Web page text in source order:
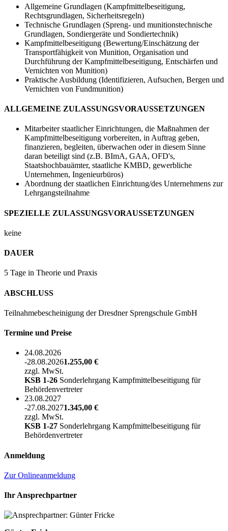
Allgemeine Grundlagen (Kampfmittelbeseitigung,
Rechtsgrundlagen, Sicherheitsregeln)
Technische Grundlagen (Spreng- und munitionstechnische
Grundlagen, Sondiergeräte und Sondiertechnik)
Kampfmittelbeseitigung (Bewertung/Einschätzung der
Transportfähigkeit von Munition, Organisation und
Durchführung der Kampfmittelbeseitigung, Entschärfen und
Vernichten von Munition)
Praktische Ausbildung (Identifizieren, Aufsuchen, Bergen und
Vernichten von Fundmunition)
ALLGEMEINE ZULASSUNGSVORAUSSETZUNGEN
Mitarbeiter staatlicher Einrichtungen, die Maßnahmen der
Kampfmittelbeseitigung vorbereiten, in Auftrag geben,
finanzieren, begleiten, überwachen oder in diesem Sinne
daran beteiligt sind (z.B. BImA, GAA, OFD's,
Staatshochbauämter, staatliche KMBD, gewerbliche
Unternehmen, Ingenieurbüros)
Abordnung der staatlichen Einrichtung/des Unternehmens zur
Lehrgangsteilnahme
SPEZIELLE ZULASSUNGSVORAUSSETZUNGEN
keine
DAUER
5 Tage in Theorie und Praxis
ABSCHLUSS
Teilnahmebescheinigung der Dresdner Sprengschule GmbH
Termine und Preise
24.08.2026
-28.08.20261.255,00 €
zzgl. MwSt.
KSB 1-26 Sonderlehrgang Kampfmittelbeseitigung für
Behördenvertreter
23.08.2027
-27.08.20271.345,00 €
zzgl. MwSt.
KSB 1-27 Sonderlehrgang Kampfmittelbeseitigung für
Behördenvertreter
Anmeldung
Zur Onlineanmeldung
Ihr Ansprechpartner